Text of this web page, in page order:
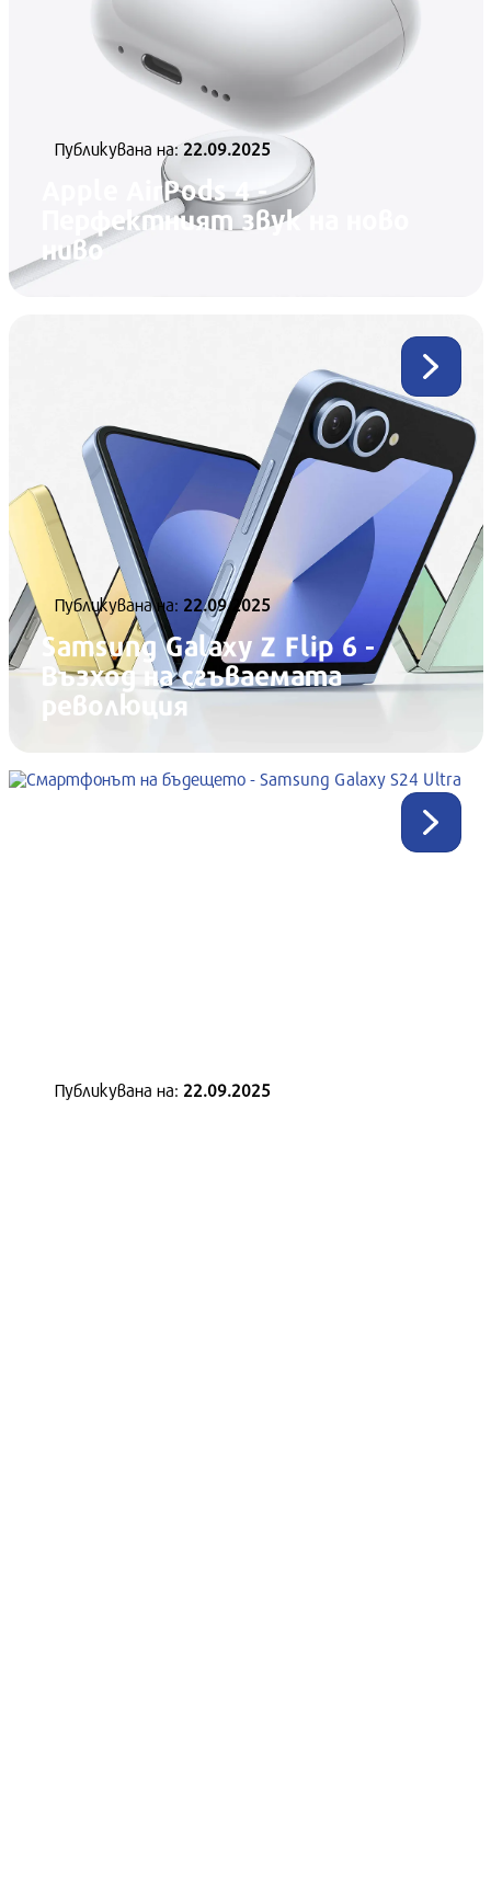
Публикувана нa:22.09.2025
Apple AirPods 4 -
Перфектният звук на ново
ниво
Публикувана нa: 22.09.2025
Samsung Galaxy Z Flip 6 -
Възход на сгъваемата
революция
Публикувана нa: 22.09.2025